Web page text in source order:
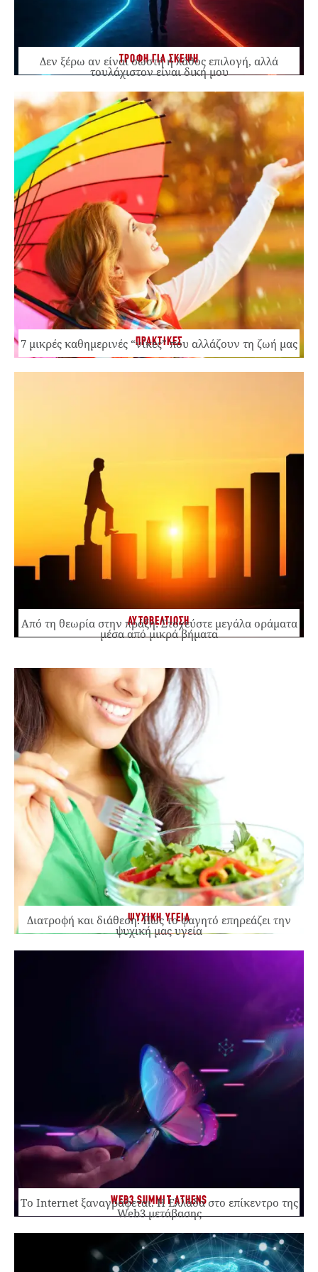
ΤΡΟΦΗ ΓΙΑ ΣΚΕΨΗ
Δεν ξέρω αν είναι σωστή ή λάθος επιλογή, αλλά
τουλάχιστον είναι δική μου
ΠΡΑΚΤΙΚΕΣ
7 μικρές καθημερινές “νίκες” που αλλάζουν τη ζωή μας
ΑΥΤΟΒΕΛΤΙΩΣΗ
Από τη θεωρία στην πράξη: Στοχεύστε μεγάλα οράματα
μέσα από μικρά βήματα
ΨΥΧΙΚΗ ΥΓΕΙΑ
Διατροφή και διάθεση: Πώς το φαγητό επηρεάζει την
ψυχική μας υγεία
WEB3 SUMMIT ATHENS
Το Internet ξαναγράφεται. Η Ελλάδα στο επίκεντρο της
Web3 μετάβασης